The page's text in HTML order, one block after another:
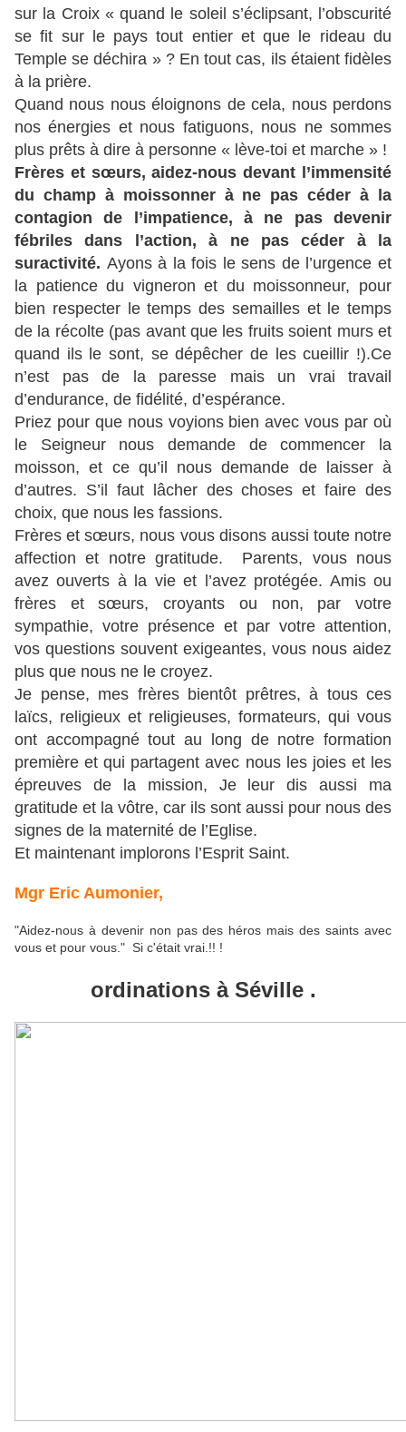
sur la Croix « quand le soleil s’éclipsant, l’obscurité
se fit sur le pays tout entier et que le rideau du
Temple se déchira » ? En tout cas, ils étaient fidèles
à la prière.
Quand nous nous éloignons de cela, nous perdons
nos énergies et nous fatiguons, nous ne sommes
plus prêts à dire à personne « lève-toi et marche » !
Frères et sœurs, aidez-nous devant l’immensité
du champ à moissonner à ne pas céder à la
contagion de l’impatience, à ne pas devenir
fébriles dans l’action, à ne pas céder à la
suractivité. Ayons à la fois le sens de l’urgence et
la patience du vigneron et du moissonneur, pour
bien respecter le temps des semailles et le temps
de la récolte (pas avant que les fruits soient murs et
quand ils le sont, se dépêcher de les cueillir !).Ce
n’est pas de la paresse mais un vrai travail
d’endurance, de fidélité, d’espérance.
Priez pour que nous voyions bien avec vous par où
le Seigneur nous demande de commencer la
moisson, et ce qu’il nous demande de laisser à
d’autres. S’il faut lâcher des choses et faire des
choix, que nous les fassions.
Frères et sœurs, nous vous disons aussi toute notre
affection et notre gratitude. Parents, vous nous
avez ouverts à la vie et l’avez protégée. Amis ou
frères et sœurs, croyants ou non, par votre
sympathie, votre présence et par votre attention,
vos questions souvent exigeantes, vous nous aidez
plus que nous ne le croyez.
Je pense, mes frères bientôt prêtres, à tous ces
laïcs, religieux et religieuses, formateurs, qui vous
ont accompagné tout au long de notre formation
première et qui partagent avec nous les joies et les
épreuves de la mission, Je leur dis aussi ma
gratitude et la vôtre, car ils sont aussi pour nous des
signes de la maternité de l’Eglise.
Et maintenant implorons l’Esprit Saint.
Mgr Eric Aumonier,
"Aidez-nous à devenir non pas des héros mais des saints avec
vous et pour vous." Si c'était vrai.!! !
ordinations à Séville .